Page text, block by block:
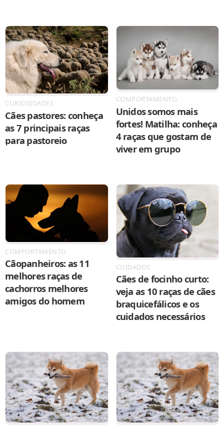
CURIOSIDADES
Cães pastores: conheça
as 7 principais raças
para pastoreio
COMPORTAMENTO
Unidos somos mais
fortes! Matilha: conheça
4 raças que gostam de
viver em grupo
COMPORTAMENTO
Cãopanheiros: as 11
melhores raças de
cachorros melhores
amigos do homem
CUIDADOS
Cães de focinho curto:
veja as 10 raças de cães
braquicefálicos e os
cuidados necessários